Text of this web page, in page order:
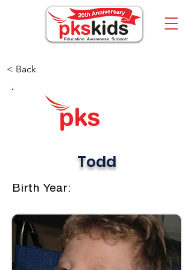
< Back
Todd
Birth Year: